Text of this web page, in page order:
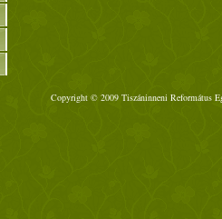
Copyright © 2009 Tiszáninneni Református